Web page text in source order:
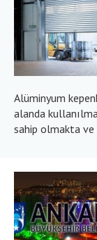
Alüminyum
alanda
sahip olmakta ve